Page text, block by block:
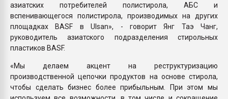
азиатских потребителей полистирола, АБС и
вспенивающегося полистирола, производимых на других
площадках BASF в Ulsan», - говорит Янг Таэ Чанг,
руководитель азиатского подразделения стирольных
пластиков BASF.
«Мы делаем акцент на реструктуризацию
производственной цепочки продуктов на основе стирола,
чтобы сделать бизнес более прибыльным. При этом мы